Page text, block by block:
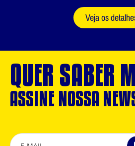
Veja os
QUER SABER
ASSINE NOSSA